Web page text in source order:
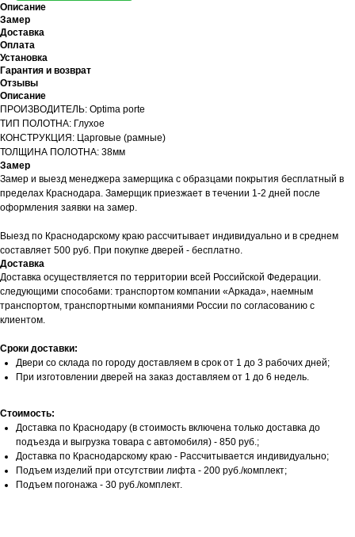
Описание
Замер
Доставка
Оплата
Установка
Гарантия и возврат
Отзывы
Описание
ПРОИЗВОДИТЕЛЬ: Optima porte
ТИП ПОЛОТНА: Глухое
КОНСТРУКЦИЯ: Царговые (рамные)
ТОЛЩИНА ПОЛОТНА: 38мм
Замер
Замер и выезд менеджера замерщика с образцами покрытия бесплатный в
пределах Краснодара. Замерщик приезжает в течении 1-2 дней после
оформления заявки на замер.
Выезд по Краснодарскому краю рассчитывает индивидуально и в среднем
составляет 500 руб. При покупке дверей - бесплатно.
Доставка
Доставка осуществляется по территории всей Российской Федерации.
следующими способами: транспортом компании «Аркада», наемным
транспортом, транспортными компаниями России по согласованию с
клиентом.
Сроки доставки:
Двери со склада по городу доставляем в срок от 1 до 3 рабочих дней;
При изготовлении дверей на заказ доставляем от 1 до 6 недель.
Стоимость:
Доставка по Краснодару (в стоимость включена только доставка до
подъезда и выгрузка товара с автомобиля) - 850 руб.;
Доставка по Краснодарскому краю - Рассчитывается индивидуально;
Подъем изделий при отсутствии лифта - 200 руб./комплект;
Подъем погонажа - 30 руб./комплект.